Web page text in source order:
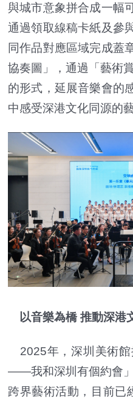
與城市意象拼合成一幅
通過領取線稿卡紙及參
同作品對應區域完成蓋
協奏圖」，通過「藝術
的形式，延展音樂會的
中感受深港文化同源的
以音樂為橋 推動深港
2025年，深圳美術館
——我和深圳有個約會
跨界藝術活動，目前已